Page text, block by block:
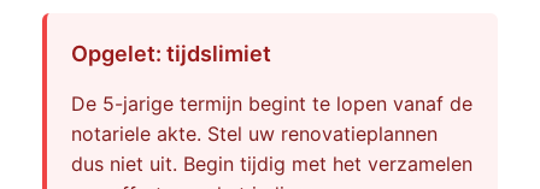
Opgelet: tijdslimiet
De 5-jarige termijn begint te lopen vanaf de
notariele akte. Stel uw renovatieplannen
dus niet uit. Begin tijdig met het verzamelen